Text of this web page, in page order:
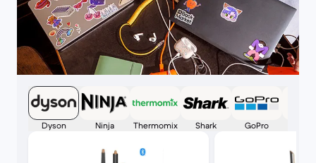
Dyson Ninja Thermomix Shark GoPro